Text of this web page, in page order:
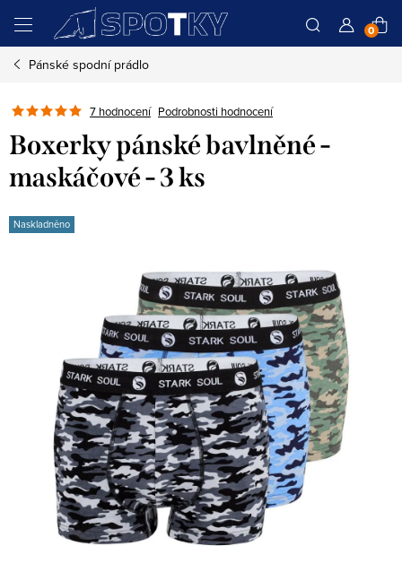
obsah
Pánské spodní prádlo
7 hodnocení Podrobnosti hodnocení
Boxerky pánské bavlněné -
maskáčové - 3 ks
Naskladněno